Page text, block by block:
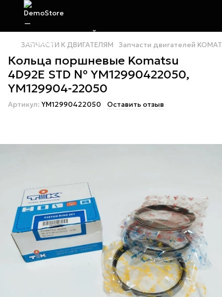
ЗАПЧАСТИ К ДВИГАТЕЛЯМ Запчасти двигателей
Кольца поршневые Komatsu
4D92E STD № YM12990422050,
YM129904-22050
Артикул: YM12990422050 Оставить отзыв